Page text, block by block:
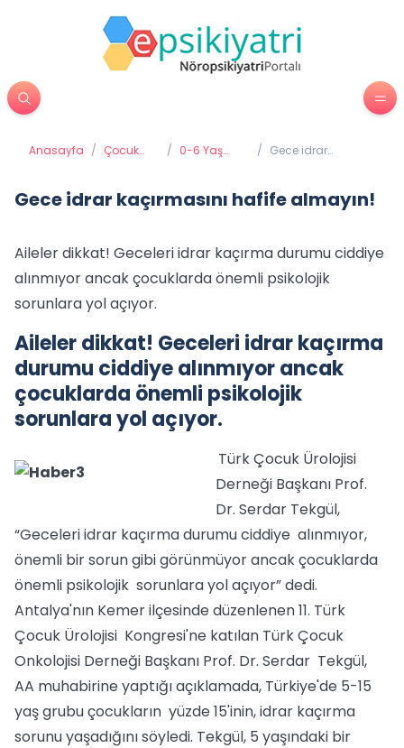
Anasayfa / Çocuk
/ 0-6 Yaş
/ Gece idrar
Gece idrar kaçırmasını hafife almayın!
Aileler dikkat! Geceleri idrar kaçırma durumu ciddiye
alınmıyor ancak çocuklarda önemli psikolojik
sorunlara yol açıyor.
Aileler dikkat! Geceleri idrar kaçırma
durumu ciddiye alınmıyor ancak
çocuklarda önemli psikolojik
sorunlara yol açıyor.
Türk Çocuk Ürolojisi
Derneği Başkanı Prof.
Dr. Serdar Tekgül,
“Geceleri idrar kaçırma durumu ciddiye alınmıyor,
önemli bir sorun gibi görünmüyor ancak çocuklarda
önemli psikolojik sorunlara yol açıyor” dedi.
Antalya'nın Kemer ilçesinde düzenlenen 11. Türk
Çocuk Ürolojisi Kongresi'ne katılan Türk Çocuk
Onkolojisi Derneği Başkanı Prof. Dr. Serdar Tekgül,
AA muhabirine yaptığı açıklamada, Türkiye'de 5-15
yaş grubu çocukların yüzde 15'inin, idrar kaçırma
sorunu yaşadığını söyledi. Tekgül, 5 yaşındaki bir